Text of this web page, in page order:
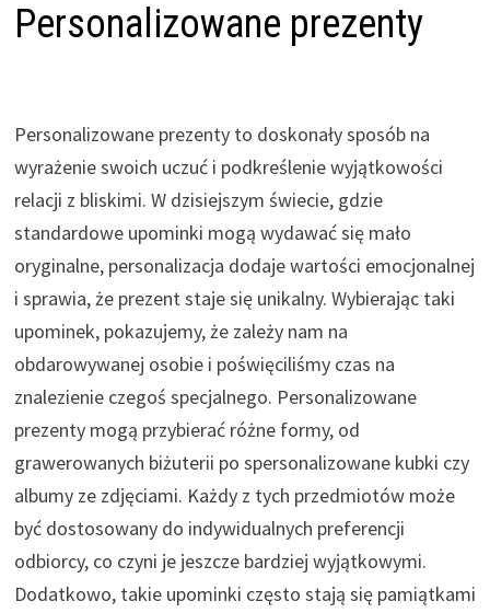
Personalizowane prezenty
Personalizowane prezenty to doskonały sposób na
wyrażenie swoich uczuć i podkreślenie wyjątkowości
relacji z bliskimi. W dzisiejszym świecie, gdzie
standardowe upominki mogą wydawać się mało
oryginalne, personalizacja dodaje wartości emocjonalnej
i sprawia, że prezent staje się unikalny. Wybierając taki
upominek, pokazujemy, że zależy nam na
obdarowywanej osobie i poświęciliśmy czas na
znalezienie czegoś specjalnego. Personalizowane
prezenty mogą przybierać różne formy, od
grawerowanych biżuterii po spersonalizowane kubki czy
albumy ze zdjęciami. Każdy z tych przedmiotów może
być dostosowany do indywidualnych preferencji
odbiorcy, co czyni je jeszcze bardziej wyjątkowymi.
Dodatkowo, takie upominki często stają się pamiątkami